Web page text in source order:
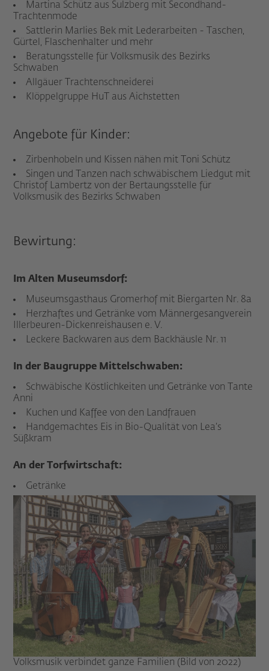
Martina Schütz aus Sulzberg mit Secondhand-
Trachtenmode
Sattlerin Marlies Bek mit Lederarbeiten - Taschen,
Gürtel, Flaschenhalter und mehr
Beratungsstelle für Volksmusik des Bezirks
Schwaben
Allgäuer Trachtenschneiderei
Klöppelgruppe HuT aus Aichstetten
Angebote für Kinder:
Zirbenhobeln und Kissen nähen mit Toni Schütz
Singen und Tanzen nach schwäbischem Liedgut mit
Christof Lambertz von der Bertaungsstelle für
Volksmusik des Bezirks Schwaben
Bewirtung:
Im Alten Museumsdorf:
Museumsgasthaus Gromerhof mit Biergarten Nr. 8a
Herzhaftes und Getränke vom Männergesangverein
Illerbeuren-Dickenreishausen e. V.
Leckere Backwaren aus dem Backhäusle Nr. 11
In der Baugruppe Mittelschwaben:
Schwäbische Köstlichkeiten und Getränke von Tante
Anni
Kuchen und Kaffee von den Landfrauen
Handgemachtes Eis in Bio-Qualität von Lea‘s
Süßkram
An der Torfwirtschaft:
Getränke
Volksmusik verbindet ganze Familien (Bild von 2022)